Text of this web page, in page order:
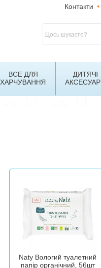
Контакти •
ВСЕ ДЛЯ
ХАРЧУВАННЯ
ДИТЯЧІ
Naty Вологий туалетний
папір органічний, 56шт